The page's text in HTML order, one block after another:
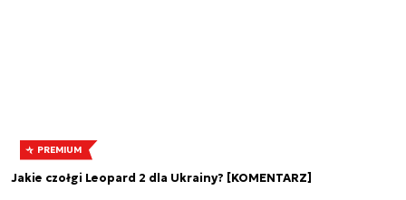
PREMIUM
Jakie czołgi Leopard 2 dla Ukrainy? [KOMENTARZ]